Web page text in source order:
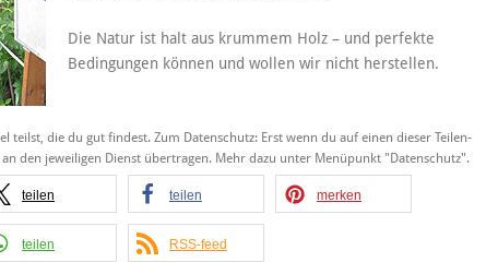
Die Natur ist halt aus krummem Holz – und perfekte
Bedingungen können und wollen wir nicht herstellen.
teilst, die du gut findest. Zum Datenschutz: Erst wenn du auf einen dieser Teilen-
den jeweiligen Dienst übertragen. Mehr dazu unter Menüpunkt "Datenschutz".
teilen teilen merken
teilen RSS-feed